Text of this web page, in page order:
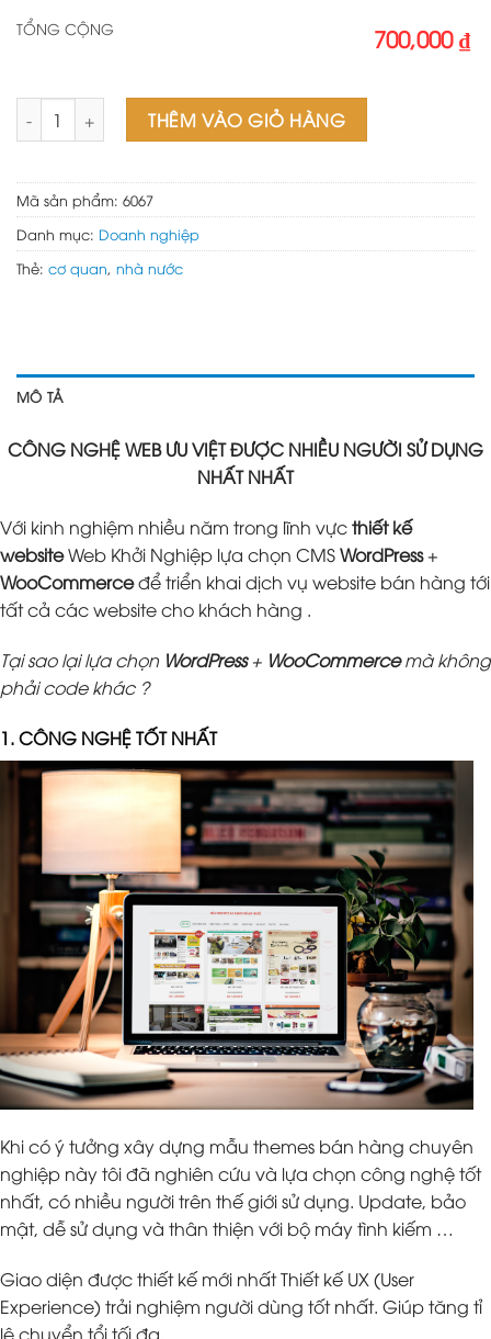
TỔNG CỘNG 700,000 ₫
Mẫu web cơ quan đoàn thể 02 số lượng
THÊM VÀO GIỎ HÀNG
Mã sản phẩm: 6067
Danh mục: Doanh nghiệp
Thẻ: cơ quan, nhà nước
MÔ TẢ
CÔNG NGHỆ WEB ƯU VIỆT ĐƯỢC NHIỀU NGƯỜI SỬ DỤNG
NHẤT NHẤT
Với kinh nghiệm nhiều năm trong lĩnh vựcthiết kế
websiteWeb Khởi Nghiệp lựa chọn CMSWordPress+
WooCommerceđể triển khai dịch vụ website bán hàng tới
tất cả các website cho khách hàng .
Tại sao lại lựa chọn WordPress+ WooCommercemà không
phải code khác ?
1. CÔNG NGHỆ TỐT NHẤT
Khi có ý tưởng xây dựng mẫu themes bán hàng chuyên
nghiệp này tôi đã nghiên cứu và lựa chọn công nghệ tốt
nhất, có nhiều người trên thế giới sử dụng. Update, bảo
mật, dễ sử dụng và thân thiện với bộ máy tình kiếm …
Giao diện được thiết kế mới nhất Thiết kế UX (User
Experience) trải nghiệm người dùng tốt nhất. Giúp tăng tỉ
lệ chuyển tổi tối đa.